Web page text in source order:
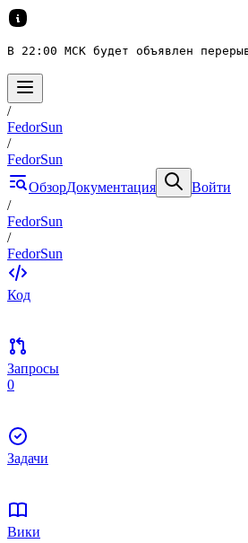
В 22:00 МСК будет объявлен
/
FedorSun
/
FedorSun
ОбзорДокументация
Войти
/
FedorSun
/
FedorSun
Код
Запросы
0
Задачи
Вики